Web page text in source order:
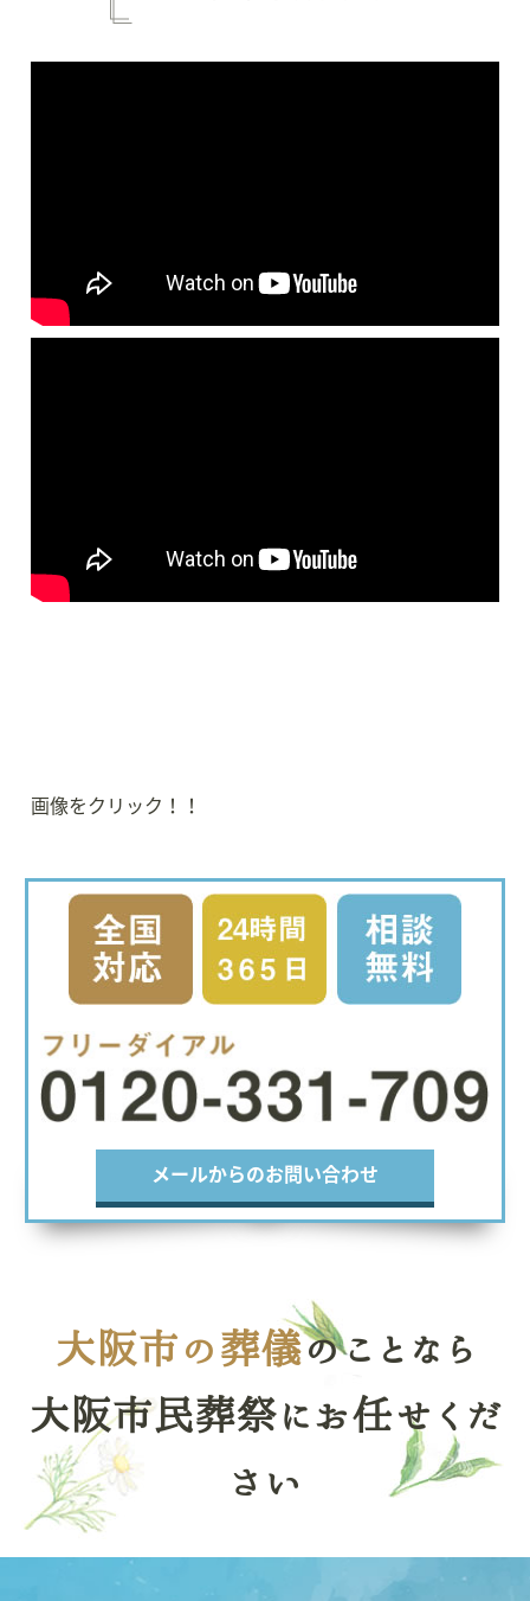
メールからのお問い合わせ
大阪市の葬儀
のことなら
大阪市民葬祭にお任せくだ
さい